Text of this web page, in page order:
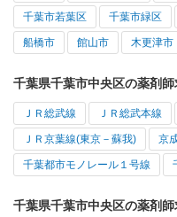
千葉市若葉区 千葉市緑区
船橋市 館山市 木更津市
千葉県千葉市中央区の薬剤
ＪＲ総武線 ＪＲ総武本線
ＪＲ京葉線(東京－蘇我) 京
千葉都市モノレール１号線
千葉県千葉市中央区の薬剤